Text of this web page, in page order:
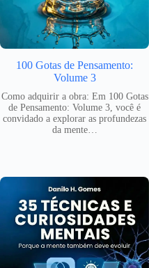
100 Gotas de Pensamento:
Volume 3
Como adquirir a obra: Em 100 Gotas
de Pensamento: Volume 3, você é
convidado a explorar as profundezas
da mente…